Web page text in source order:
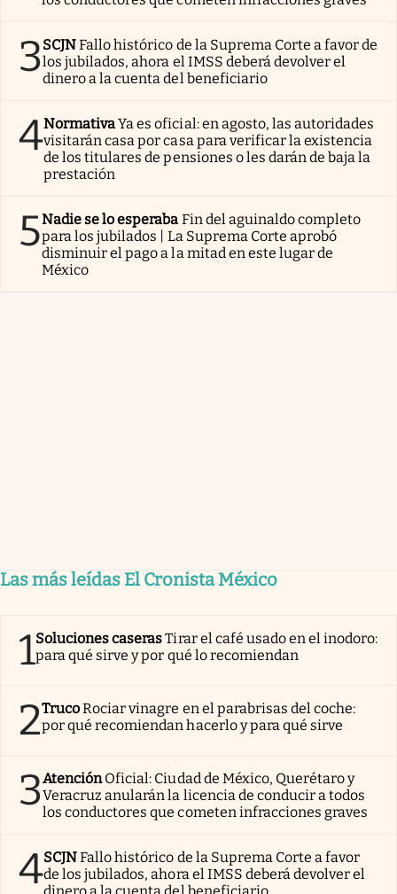
3SCJNFallo histórico de la Suprema Corte a favor de
los jubilados, ahora el IMSS deberá devolver el
dinero a la cuenta del beneficiario
4NormativaYa es oficial: en agosto, las autoridades
visitarán casa por casa para verificar la existencia
de los titulares de pensiones o les darán de baja la
prestación
5Nadie se lo esperaba Fin del aguinaldo completo
para los jubilados | La Suprema Corte aprobó
disminuir el pago a la mitad en este lugar de
México
Las más leídas El Cronista México
1Soluciones caserasTirar el café usado en el inodoro:
para qué sirve y por qué lo recomiendan
2TrucoRociar vinagre en el parabrisas del coche:
por qué recomiendan hacerlo y para qué sirve
3AtenciónOficial: Ciudad de México, Querétaro y
Veracruz anularán la licencia de conducir a todos
los conductores que cometen infracciones graves
4SCJNFallo histórico de la Suprema Corte a favor
de los jubilados, ahora el IMSS deberá devolver el